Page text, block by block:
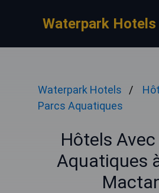
Waterpark Hotels
Waterpark Hotels
Parcs Aquatiques
Hôtels
Aquatiques